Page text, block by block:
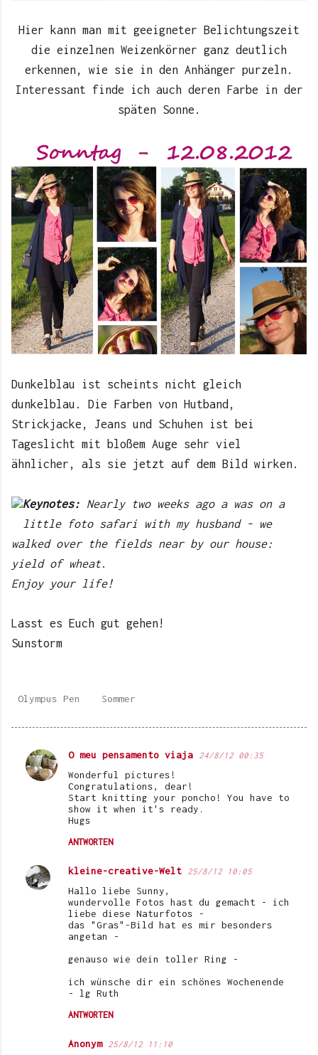
Hier kann man mit geeigneter Belichtungszeit
die einzelnen Weizenkörner ganz deutlich
erkennen, wie sie in den Anhänger purzeln.
Interessant finde ich auch deren Farbe in der
späten Sonne.
Dunkelblau ist scheints nicht gleich
dunkelblau. Die Farben von Hutband,
Strickjacke, Jeans und Schuhen ist bei
Tageslicht mit bloßem Auge sehr viel
ähnlicher, als sie jetzt auf dem Bild wirken.
Keynotes: Nearly two weeks ago a was on a
little foto safari with my husband - we
walked over the fields near by our house:
yield of wheat.
Enjoy your life!
Lasst es Euch gut gehen!
Sunstorm
Olympus Pen Sommer
K
t
O meu pensamento viaja 24/8/12 00:35
Wonderful pictures!
Congratulations, dear!
Start knitting your poncho! You have to
show it when it's ready.
Hugs
ANTWORTEN
kleine-creative-Welt 25/8/12 10:05
Hallo liebe Sunny,
wundervolle Fotos hast du gemacht - ich
liebe diese Naturfotos -
das "Gras"-Bild hat es mir besonders
angetan -
genauso wie dein toller Ring -
ich wünsche dir ein schönes Wochenende
- lg Ruth
ANTWORTEN
Anonym 25/8/12 11:10